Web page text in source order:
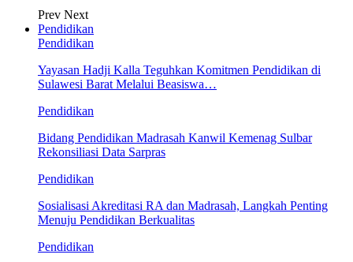
Prev Next
Pendidikan
Pendidikan
Yayasan Hadji Kalla Teguhkan Komitmen Pendidikan di
Sulawesi Barat Melalui Beasiswa…
Pendidikan
Bidang Pendidikan Madrasah Kanwil Kemenag Sulbar
Rekonsiliasi Data Sarpras
Pendidikan
Sosialisasi Akreditasi RA dan Madrasah, Langkah Penting
Menuju Pendidikan Berkualitas
Pendidikan